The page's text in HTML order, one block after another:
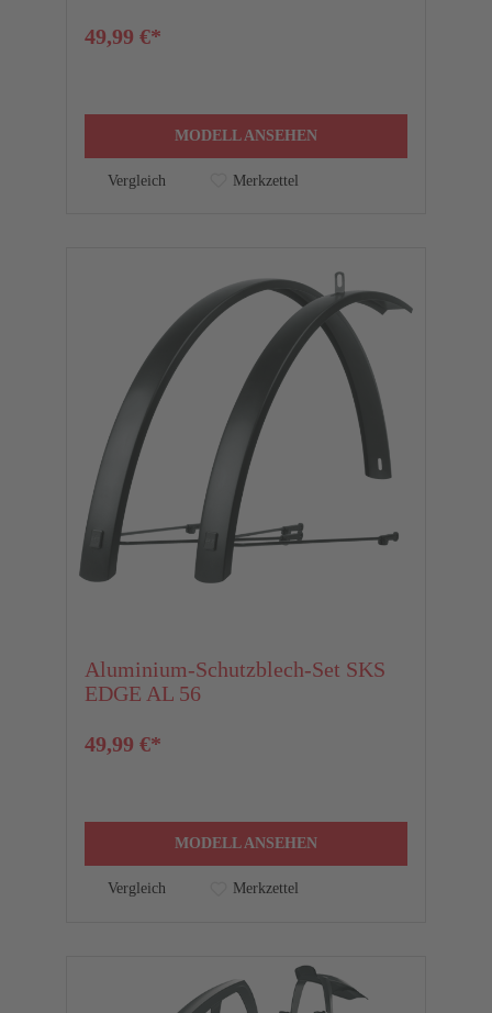
49,99 €*
MODELL ANSEHEN
Vergleich Merkzettel
Aluminium-Schutzblech-Set SKS
EDGE AL 56
49,99 €*
MODELL ANSEHEN
Vergleich Merkzettel